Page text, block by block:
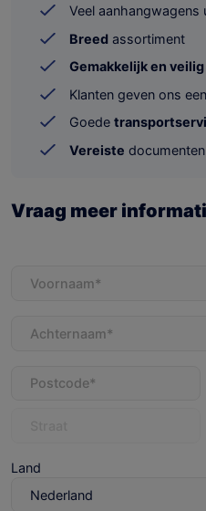
Veel aanhangwagens
Breed assortiment
Gemakkelijk en veilig
Klanten geven ons een
Goede
Vereiste
Vraag meer
Land